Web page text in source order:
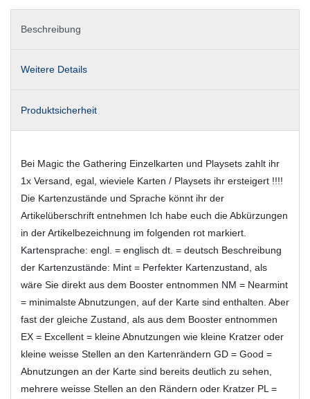
Beschreibung
Weitere Details
Produktsicherheit
Bei Magic the Gathering Einzelkarten und Playsets zahlt ihr
1x Versand, egal, wieviele Karten / Playsets ihr ersteigert !!!!
Die Kartenzustände und Sprache könnt ihr der
Artikelüberschrift entnehmen Ich habe euch die Abkürzungen
in der Artikelbezeichnung im folgenden rot markiert.
Kartensprache: engl. = englisch dt. = deutsch Beschreibung
der Kartenzustände: Mint = Perfekter Kartenzustand, als
wäre Sie direkt aus dem Booster entnommen NM = Nearmint
= minimalste Abnutzungen, auf der Karte sind enthalten. Aber
fast der gleiche Zustand, als aus dem Booster entnommen
EX = Excellent = kleine Abnutzungen wie kleine Kratzer oder
kleine weisse Stellen an den Kartenrändern GD = Good =
Abnutzungen an der Karte sind bereits deutlich zu sehen,
mehrere weisse Stellen an den Rändern oder Kratzer PL =